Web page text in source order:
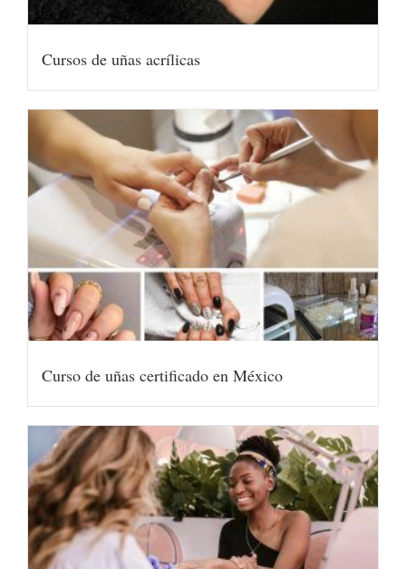
Cursos de uñas acrílicas
Curso de uñas certificado en México